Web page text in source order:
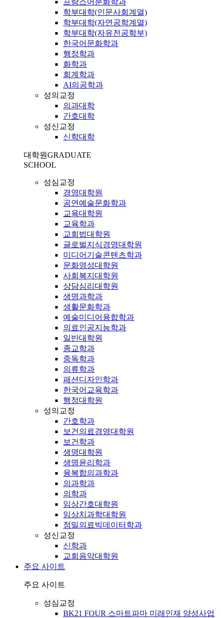
프랑스어문화학과
학부대학(인문사회계열)
학부대학(자연공학계열)
학부대학(자유전공학부)
한국어문화학과
행정학과
화학과
회계학과
AI의공학과
성의교정
의과대학
간호대학
성신교정
신학대학
대학원GRADUATE
SCHOOL
성심교정
경영대학원
공연예술문화학과
교육대학원
교육학과
교회법대학원
글로벌지식경영대학원
미디어기술콘텐츠학과
문화영성대학원
사회복지대학원
상담심리대학원
생명과학과
생활문화학과
예술미디어융합학과
의료인공지능학과
일반대학원
종교학과
중독학과
의류학과
패션디자인학과
한국어교육학과
행정대학원
성의교정
간호학과
보건의료경영대학원
보건학과
생명대학원
생명윤리학과
융복합의과학과
의과학과
의학과
임상간호대학원
임상치과학대학원
정밀의료빅데이터학과
성신교정
신학과
교회음악대학원
주요 사이트
주요 사이트
성심교정
BK21 FOUR 스마트파마 미래인재 양성사업